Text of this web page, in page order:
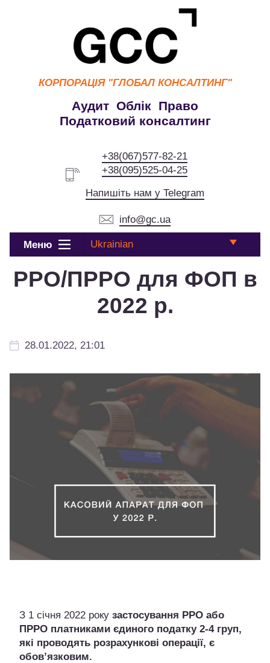
КОРПОРАЦІЯ "ГЛОБАЛ КОНСАЛТИНГ"
Аудит Облік Право
Податковий консалтинг
+38(067)577-82-21
+38(095)525-04-25
Напишіть нам у Telegram
info@gc.ua
Меню Ukrainian
РРО/ПРРО для ФОП в
2022 р.
28.01.2022, 21:01
З 1 січня 2022 року застосування РРО або
ПРРО платниками єдиного податку 2-4 груп,
які проводять розрахункові операції, є
обов’язковим.